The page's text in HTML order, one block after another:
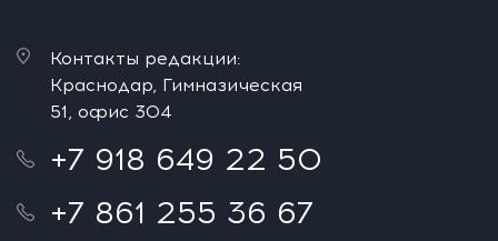
Контакты редакции:
Краснодар, Гимназическая
51, офис 304
+7 918 649 22 50
+7 861 255 36 67